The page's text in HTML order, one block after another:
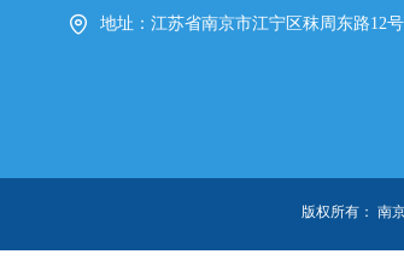
地址： 江苏省南京市江宁区秣周东路12号
版权所有： 南